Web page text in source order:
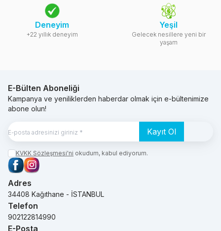
Deneyim
+22 yıllık deneyim
Yeşil
Gelecek nesillere yeni bir
yaşam
E-Bülten Aboneliği
Kampanya ve yeniliklerden haberdar olmak için e-bültenimize
abone olun!
Kayıt Ol
KVKK Sözleşmesi'ni okudum, kabul ediyorum.
Facebook
Instagram
Adres
34408 Kağıthane - İSTANBUL
Telefon
902122814990
E-Posta